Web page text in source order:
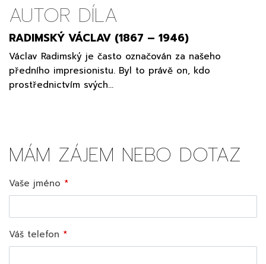
AUTOR DÍLA
RADIMSKÝ VÁCLAV (1867 – 1946)
Václav Radimský je často označován za našeho
předního impresionistu. Byl to právě on, kdo
prostřednictvím svých…
MÁM ZÁJEM NEBO DOTAZ
Vaše jméno
Váš telefon